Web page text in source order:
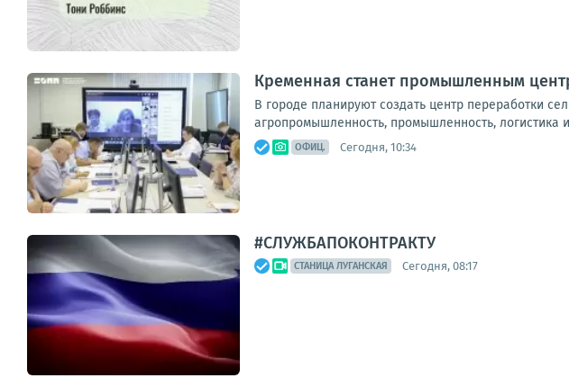
Кременная станет промышленным
В городе планируют создать центр переработки
агропромышленность, промышленность, логистика
ОФИЦ. Сегодня, 10:34
#СЛУЖБАПОКОНТРАКТУ
СТАНИЦА ЛУГАНСКАЯ Сегодня, 08:17